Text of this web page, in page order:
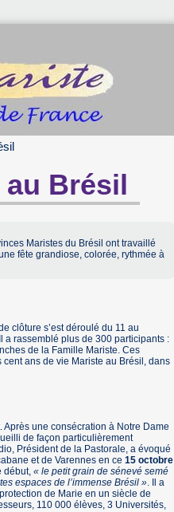
au Brésil
Maristes du Brésil ont travaillé
fête grandiose, colorée, rythmée à
clôture s’est déroulé du 11 au
a rassemblé plus de 300 participants :
de la Famille Mariste. Ces
ans de vie Mariste au Brésil, dans
Après une consécration à Notre Dame
de façon particulièrement
Président de la Pastorale, a évoqué
et de Varennes en ce 15 octobre
début, « le petit grain de sénevé semé
espaces de l’immense Brésil ». Il a
de Marie en un siècle de
110 000 élèves, 3 Universités,